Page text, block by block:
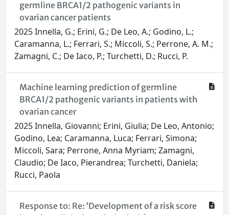
germline BRCA1/2 pathogenic variants in
ovarian cancer patients
2025 Innella, G.; Erini, G.; De Leo, A.; Godino, L.;
Caramanna, L.; Ferrari, S.; Miccoli, S.; Perrone, A. M.;
Zamagni, C.; De Iaco, P.; Turchetti, D.; Rucci, P.
Machine learning prediction of germline
BRCA1/2 pathogenic variants in patients with
ovarian cancer
2025 Innella, Giovanni; Erini, Giulia; De Leo, Antonio;
Godino, Lea; Caramanna, Luca; Ferrari, Simona;
Miccoli, Sara; Perrone, Anna Myriam; Zamagni,
Claudio; De Iaco, Pierandrea; Turchetti, Daniela;
Rucci, Paola
Response to: Re: ‘Development of a risk score